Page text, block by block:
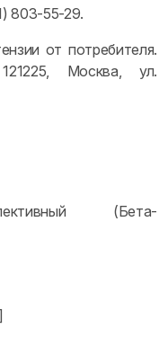
803-55-29.
от потребителя.
Москва, ул.
(Бета-